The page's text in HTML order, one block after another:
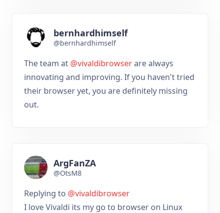
bernhardhimself
@bernhardhimself
The team at @vivaldibrowserare always
innovating and improving. If you haven't tried
their browser yet, you are definitely missing
out.
ArgFanZA
@OtsM8
Replying to @vivaldibrowser
I love Vivaldi its my go to browser on Linux